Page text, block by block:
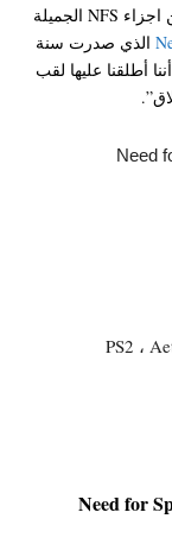
Speed ​​دائمًا ما تكون في الحسبان. هناك الكثير من اجزاء NFS الجميلة
الذي صدرت سنة
أطلقنا عليها لقب
.